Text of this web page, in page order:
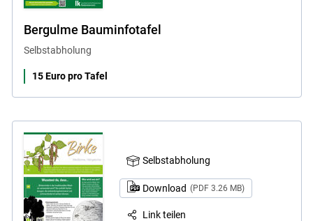
Bergulme Bauminfotafel
Selbstabholung
15 Euro pro Tafel
Selbstabholung
Download (PDF 3.26 MB)
Link teilen